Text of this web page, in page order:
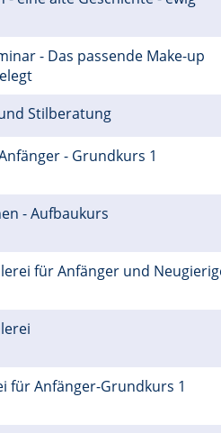
- Das passende Make-up
Stilberatung
- Grundkurs 1
- Aufbaukurs
für Anfänger und
für Anfänger-Grundkurs 1